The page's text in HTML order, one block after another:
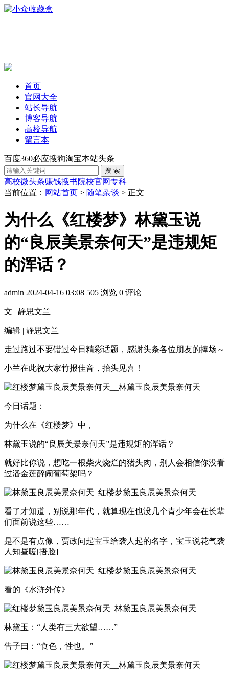
首页
官网大全
站长导航
博客导航
高校导航
留言本
百度360必应搜狗淘宝本站头条
高校微头条赚钱搜书院校官网专科
当前位置： 网站首页 > 随笔杂谈 > 正文
为什么《红楼梦》林黛玉说
的“良辰美景奈何天”是违规矩
的浑话？
admin 2024-04-16 03:08 505 浏览 0 评论
文 | 静思文兰
编辑 | 静思文兰
走过路过不要错过今日精彩话题，感谢头条各位朋友的捧场～
小兰在此祝大家竹报佳音，抬头见喜！
今日话题：
为什么在《红楼梦》中，
林黛玉说的“良辰美景奈何天”是违规矩的浑话？
就好比你说，想吃一根柴火烧烂的猪头肉，别人会相信你没看
过潘金莲醉闹葡萄架吗？
看了才知道，别说那年代，就算现在也没几个青少年会在长辈
们面前说这些……
是不是有点像，贾政问起宝玉给袭人起的名字，宝玉说花气袭
人知昼暖[捂脸]
看的《水浒外传》
林黛玉：“人类有三大欲望……”
告子曰：“食色，性也。”